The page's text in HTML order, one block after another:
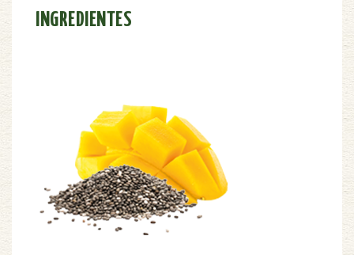
INGREDIENTES